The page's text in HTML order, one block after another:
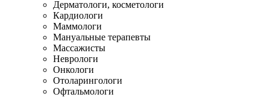
Дерматологи, косметологи
Кардиологи
Маммологи
Мануальные терапевты
Массажисты
Неврологи
Онкологи
Отоларингологи
Офтальмологи